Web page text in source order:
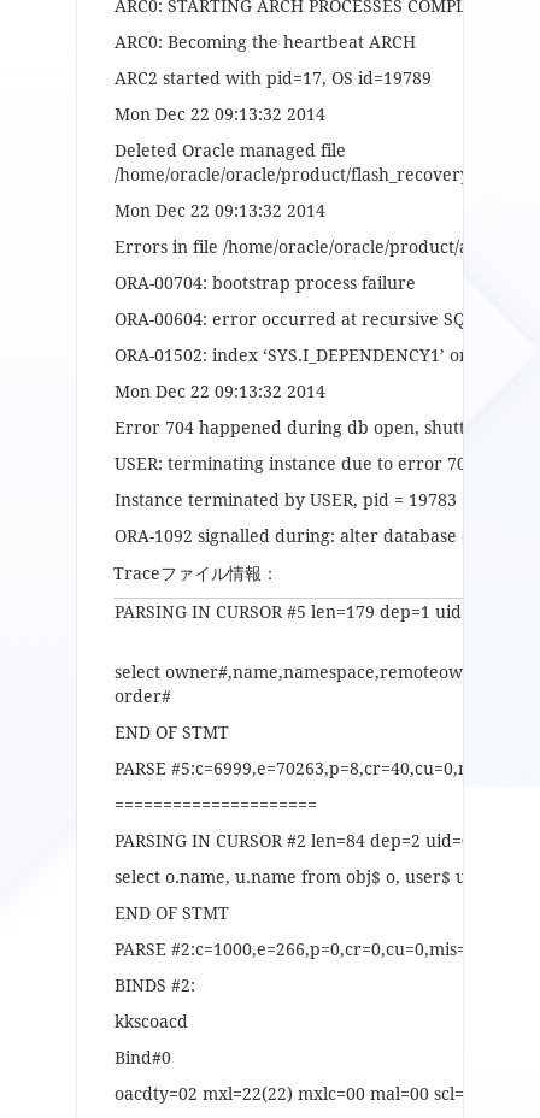
ARC0: STARTING ARCH PROCESSES COMPLETE
ARC0: Becoming the heartbeat ARCH
ARC2 started with pid=17, OS id=19789
Mon Dec 22 09:13:32 2014
Deleted Oracle managed file
/home/oracle/oracle/product/flash_recovery_area/
Mon Dec 22 09:13:32 2014
Errors in file /home/oracle/oracle/product/admin/
ORA-00704: bootstrap process failure
ORA-00604: error occurred at recursive SQL level 1
ORA-01502: index ‘SYS.I_DEPENDENCY1’ or
Mon Dec 22 09:13:32 2014
Error 704 happened during db open, shutting
USER: terminating instance due to error 704
Instance terminated by USER, pid = 19783
ORA-1092 signalled during: alter database open…
Traceファイル情報：
PARSING IN CURSOR #5 len=179 dep=1 uid=0
select
order#
END OF STMT
PARSE
=====================
PARSING IN CURSOR #2 len=84 dep=2 uid=0 oct=3
select o.name, u.name from obj$ o, user$ u where
END OF STMT
PARSE
BINDS #2:
kkscoacd
Bind#0
oacdty=02 mxl=22(22) mxlc=00 mal=00 scl=00